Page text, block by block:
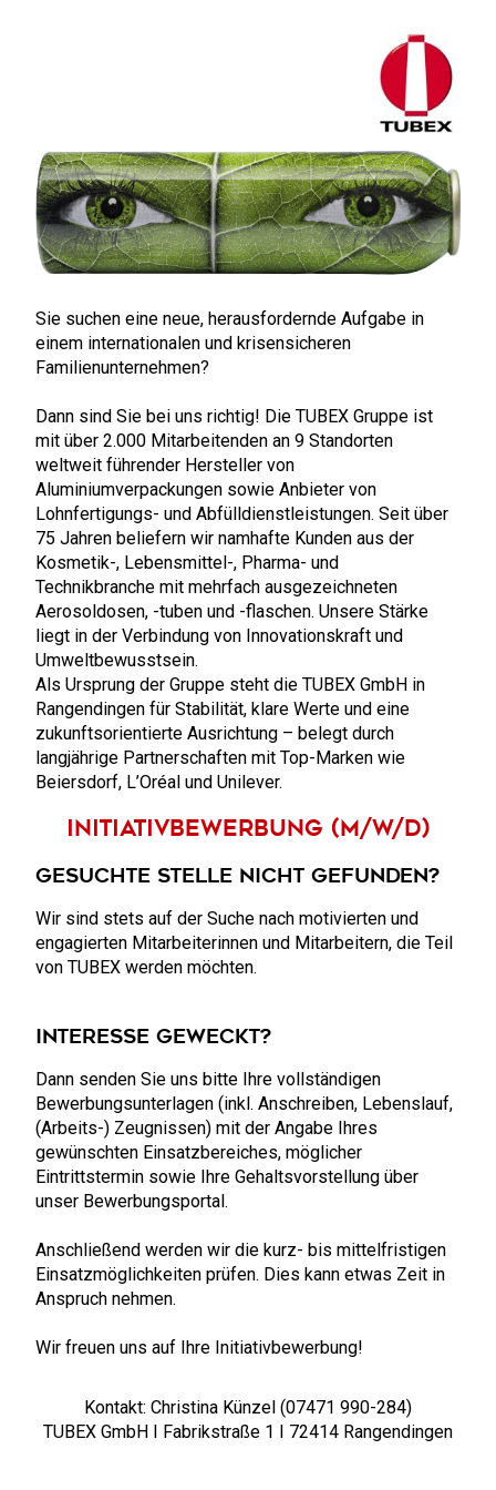
Sie suchen eine neue, herausfordernde Aufgabe in
einem internationalen und krisensicheren
Familienunternehmen?
Dann sind Sie bei uns richtig! Die TUBEX Gruppe ist
mit über 2.000 Mitarbeitenden an 9 Standorten
weltweit führender Hersteller von
Aluminiumverpackungen sowie Anbieter von
Lohnfertigungs- und Abfülldienstleistungen. Seit über
75 Jahren beliefern wir namhafte Kunden aus der
Kosmetik-, Lebensmittel-, Pharma- und
Technikbranche mit mehrfach ausgezeichneten
Aerosoldosen, -tuben und -flaschen. Unsere Stärke
liegt in der Verbindung von Innovationskraft und
Umweltbewusstsein.
Als Ursprung der Gruppe steht die TUBEX GmbH in
Rangendingen für Stabilität, klare Werte und eine
zukunftsorientierte Ausrichtung – belegt durch
langjährige Partnerschaften mit Top-Marken wie
Beiersdorf, L’Oréal und Unilever.
Initiativbewerbung (m/w/d)
Gesuchte Stelle nicht gefunden?
Wir sind stets auf der Suche nach motivierten und
engagierten Mitarbeiterinnen und Mitarbeitern, die Teil
von TUBEX werden möchten.
Interesse geweckt?
Dann senden Sie uns bitte Ihre vollständigen
Bewerbungsunterlagen (inkl. Anschreiben, Lebenslauf,
(Arbeits-) Zeugnissen) mit der Angabe Ihres
gewünschten Einsatzbereiches, möglicher
Eintrittstermin sowie Ihre Gehaltsvorstellung über
unser Bewerbungsportal.
Anschließend werden wir die kurz- bis mittelfristigen
Einsatzmöglichkeiten prüfen. Dies kann etwas Zeit in
Anspruch nehmen.
Wir freuen uns auf Ihre Initiativbewerbung!
Kontakt: Christina Künzel (07471 990-284)
TUBEX GmbH I Fabrikstraße 1 I 72414 Rangendingen